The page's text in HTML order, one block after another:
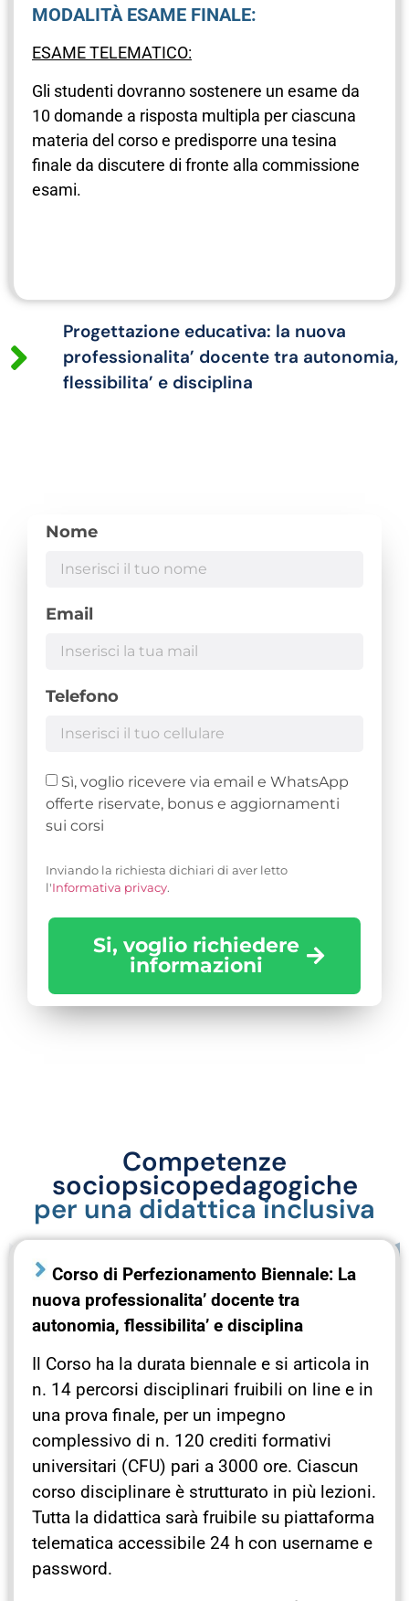
MODALITÀ ESAME FINALE:
ESAME TELEMATICO:
Gli studenti dovranno sostenere un esame da
10 domande a risposta multipla per ciascuna
materia del corso e predisporre una tesina
finale da discutere di fronte alla commissione
esami.
Progettazione educativa: la nuova
professionalita’ docente tra autonomia,
flessibilita’ e disciplina
Nome
Email
Telefono
Sì, voglio ricevere via email e WhatsApp
offerte riservate, bonus e aggiornamenti
sui corsi
Inviando la richiesta dichiari di aver letto
l'Informativa privacy.
Si, voglio richiedere
informazioni
Competenze
sociopsicopedagogiche
per una didattica inclusiva
Corso di Perfezionamento Biennale: La
nuova professionalita’ docente tra
autonomia, flessibilita’ e disciplina
Il Corso ha la durata biennale e si articola in
n. 14 percorsi disciplinari fruibili on line e in
una prova finale, per un impegno
complessivo di n. 120 crediti formativi
universitari (CFU) pari a 3000 ore. Ciascun
corso disciplinare è strutturato in più lezioni.
Tutta la didattica sarà fruibile su piattaforma
telematica accessibile 24 h con username e
password.